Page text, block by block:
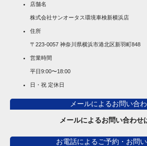
店舗名
株式会社サンオータス環境車検新横浜店
住所
〒223-0057 神奈川県横浜市港北区新羽町848
営業時間
平日9:00〜18:00
日・祝 定休日
メールによるお問い合
メールによるお問い合わせ
お電話によるご予約・お問